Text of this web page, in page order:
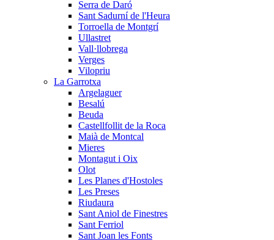
Serra de Daró
Sant Sadurní de l'Heura
Torroella de Montgrí
Ullastret
Vall·llobrega
Verges
Vilopriu
La Garrotxa
Argelaguer
Besalú
Beuda
Castellfollit de la Roca
Maià de Montcal
Mieres
Montagut i Oix
Olot
Les Planes d'Hostoles
Les Preses
Riudaura
Sant Aniol de Finestres
Sant Ferriol
Sant Joan les Fonts